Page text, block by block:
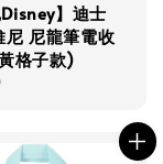
Disney】迪士
尼 尼龍筆電收
格子款)